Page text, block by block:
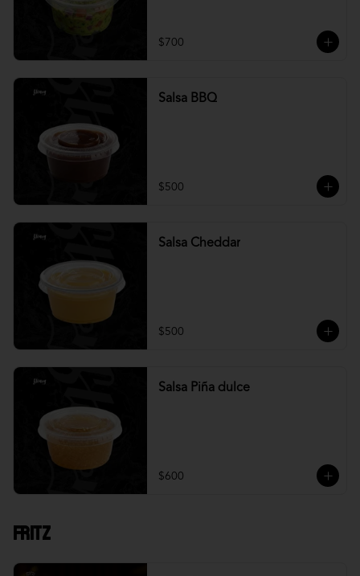
$700
Salsa BBQ
$500
Salsa Cheddar
$500
Salsa Piña dulce
$600
Fritz